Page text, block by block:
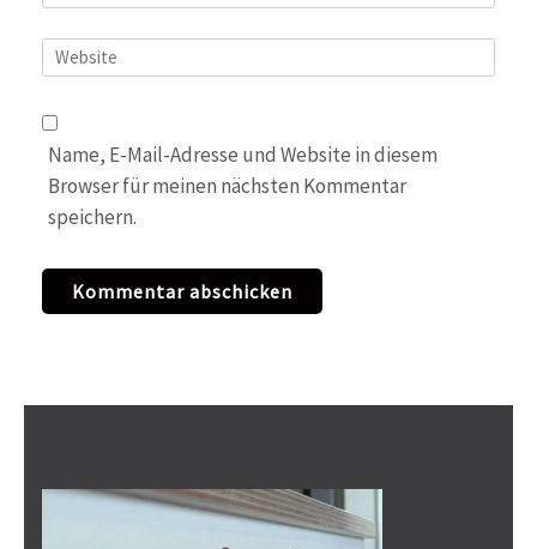
Website
Name, E-Mail-Adresse und Website in diesem
Browser für meinen nächsten Kommentar
speichern.